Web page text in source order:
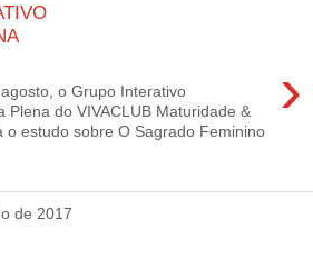
›
o Grupo Interativo
Plena do VIVACLUB Maturidade &
o estudo sobre O Sagrado Feminino
de 2017